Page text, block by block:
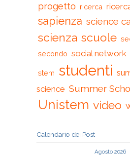
progetto ricerca
sapienza science
scienza scuole
secondo social network
stem studenti
science Summer
Unistem video
Calendario dei Post
Agosto 2026